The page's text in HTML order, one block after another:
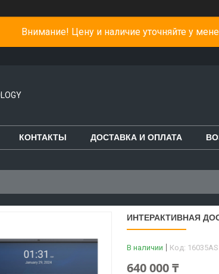
Внимание! Цену и наличие уточняйте у
КОНТАКТЫ ДОСТАВКА И ОПЛАТА
ИНТЕРАКТИВНАЯ
В наличии Код: 16035AS
640 000 ₸